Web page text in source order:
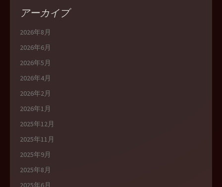
アーカイブ
2026年8月
2026年6月
2026年5月
2026年4月
2026年2月
2026年1月
2025年12月
2025年11月
2025年9月
2025年8月
2025年6月